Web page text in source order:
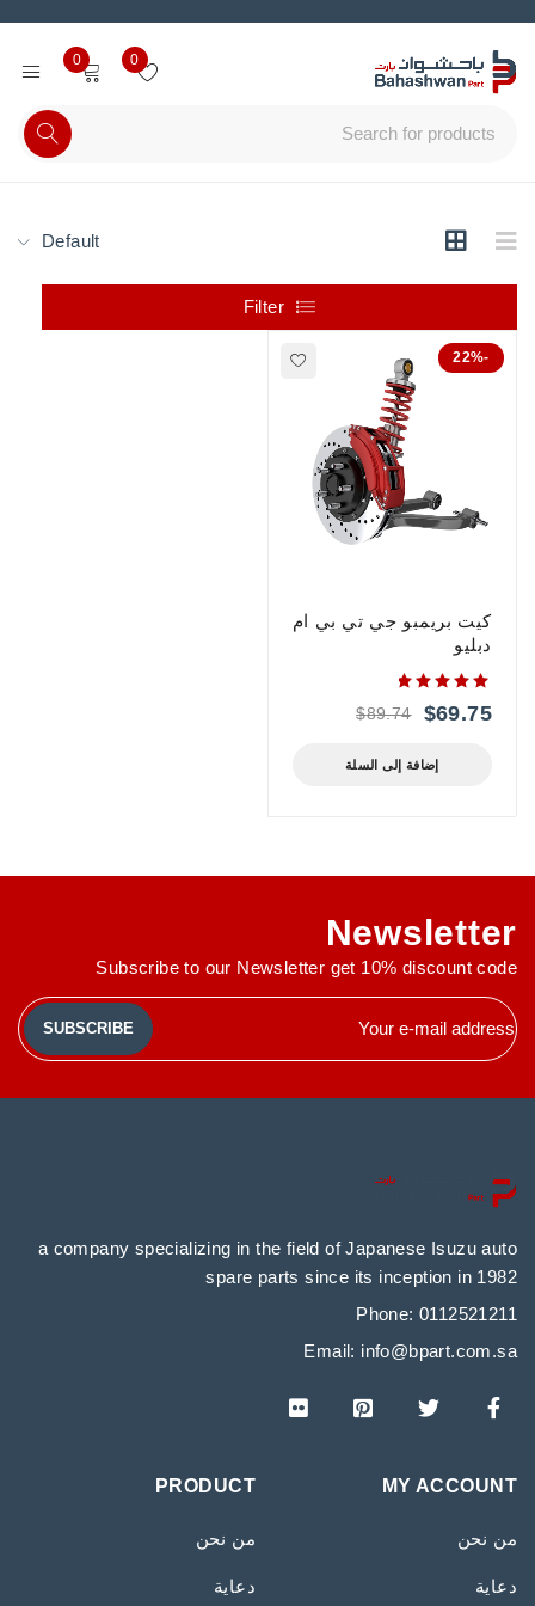
0
0
Default
Filter
-22%
كيت بريمبو جي تي بي ام
دبليو
$89.74 $69.75
إضافة إلى السلة
Newsletter
Subscribe to our Newsletter get 10% discount code
SUBSCRIBE
a company specializing in the field of Japanese Isuzu auto
spare parts since its inception in 1982
Phone: 0112521211
Email: info@bpart.com.sa
MY ACCOUNT
من نحن
دعاية
PRODUCT
من نحن
دعاية